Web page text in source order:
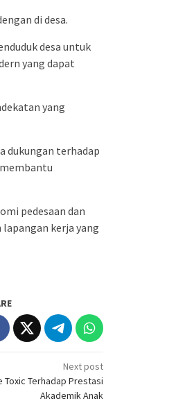
di desa.
desa untuk
yang dapat
yang
dukungan terhadap
pedesaan dan
kerja yang
Next post
Toxic Terhadap Prestasi
Akademik Anak